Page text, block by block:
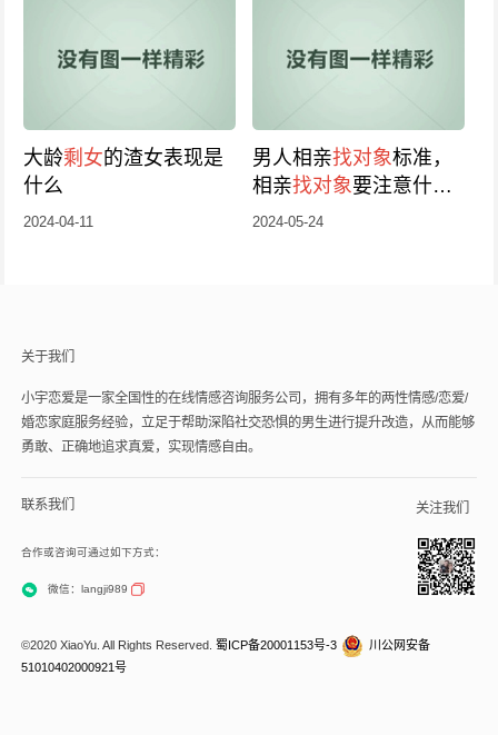
大龄剩女的渣女表现是
什么
2024-04-11
男人相亲找对象标准，
相亲找对象要注意什
么？
2024-05-24
关于我们
小宇恋爱是一家全国性的在线情感咨询服务公司，拥有多年的两性情感/恋爱/
婚恋家庭服务经验，立足于帮助深陷社交恐惧的男生进行提升改造，从而能够
勇敢、正确地追求真爱，实现情感自由。
联系我们
合作或咨询可通过如下方式：
微信：langji989
关注我们
©2020 XiaoYu. All Rights Reserved.蜀ICP备20001153号-3
川公网安备
51010402000921号